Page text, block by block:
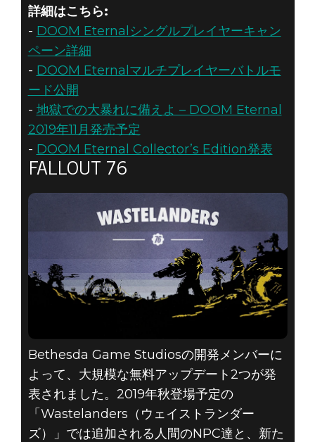
詳細はこちら:
- DOOM Eternalシングルプレイヤーキャン
ペーン詳細
- DOOM Eternalマルチプレイヤーバトルモ
ード公開
- 地獄での大暴れに備えよ – DOOM Eternal
2019年11月発売予定
- DOOM Eternal Collector’s Edition発表
FALLOUT 76
Bethesda Game Studiosの開発メンバーに
よって、大規模な無料アップデート2つが発
表されました。2019年秋登場予定の
「Wastelanders（ウェイストランダー
ズ）」では追加される人間のNPC達と、新た